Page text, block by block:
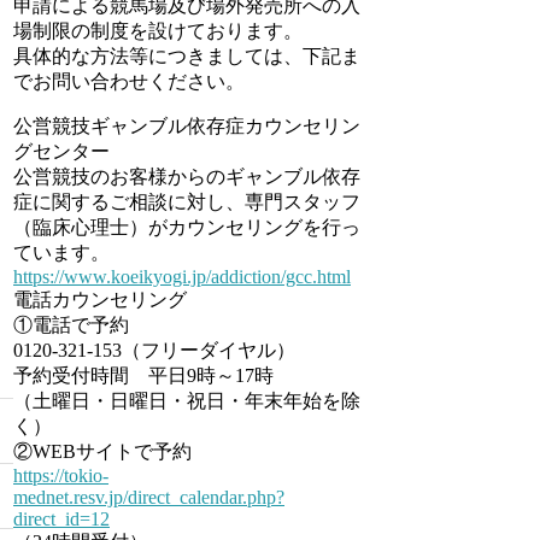
申請による競馬場及び場外発売所への入
場制限の制度を設けております。
具体的な方法等につきましては、下記ま
でお問い合わせください。
公営競技ギャンブル依存症カウンセリン
グセンター
公営競技のお客様からのギャンブル依存
症に関するご相談に対し、専門スタッフ
（臨床心理士）がカウンセリングを行っ
ています。
https://www.koeikyogi.jp/addiction/gcc.html
電話カウンセリング
①電話で予約
0120-321-153（フリーダイヤル）
予約受付時間 平日9時～17時
（土曜日・日曜日・祝日・年末年始を除
く）
②WEBサイトで予約
https://tokio-
mednet.resv.jp/direct_calendar.php?
direct_id=12